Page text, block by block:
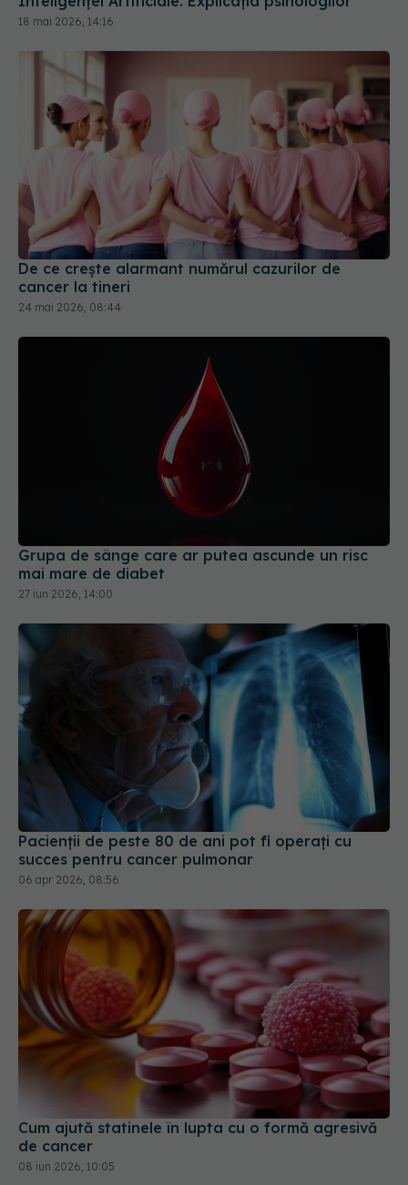
18 mai 2026, 14:16
De ce crește alarmant numărul cazurilor de
cancer la tineri
24 mai 2026, 08:44
Grupa de sânge care ar putea ascunde un risc
mai mare de diabet
27 iun 2026, 14:00
Pacienții de peste 80 de ani pot fi operați cu
succes pentru cancer pulmonar
06 apr 2026, 08:56
Cum ajută statinele în lupta cu o formă agresivă
de cancer
08 iun 2026, 10:05